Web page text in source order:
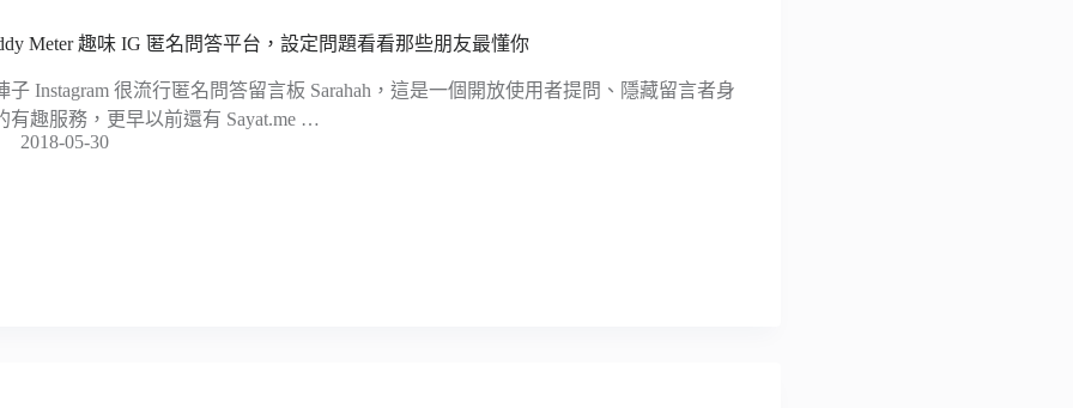
Meter 趣味 IG 匿名問答平台，設定問題看看那些朋友最懂你
子 Instagram 很流行匿名問答留言板 Sarahah，這是一個開放使用者提問、隱藏留言者身
有趣服務，更早以前還有 Sayat.me …
2018-05-30